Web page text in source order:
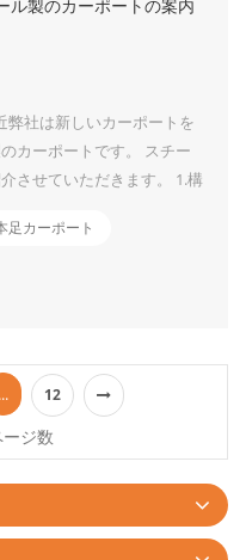
ル製のカーポートの案内
社は新しいカーポートを
カーポートです。 スチー
させていただきます。 1.構
60 m / s、高さはおよそ3 -
ート構造は、同じ条件でよ
足カーポート
... 12
ジ数